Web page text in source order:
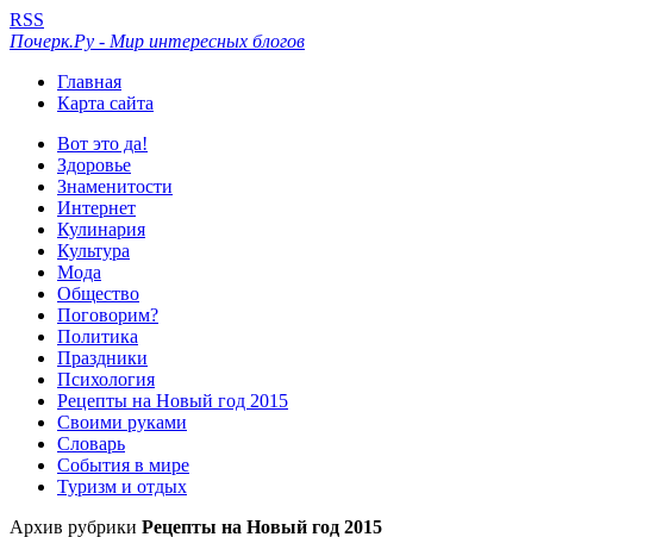
RSS
Почерк.Ру - Мир интересных блогов
Главная
Карта сайта
Вот это да!
Здоровье
Знаменитости
Интернет
Кулинария
Культура
Мода
Общество
Поговорим?
Политика
Праздники
Психология
Рецепты на Новый год 2015
Своими руками
Словарь
События в мире
Туризм и отдых
Архив рубрики Рецепты на Новый год 2015